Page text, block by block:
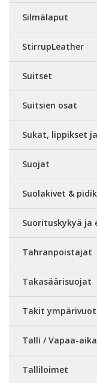
Silmälaput
StirrupLeather
Suitset
Suitsien osat
Sukat, lippikset
Suojat
Suolakivet &
Suorituskykyä ja
Tahranpoistajat
Takasäärisuojat
Takit
Talli / Vapaa-aika
Talliloimet